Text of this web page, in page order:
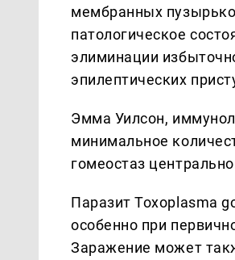
мембранных
патологическое
элиминации
эпилептических
Эмма Уилсон,
минимальное
гомеостаз
Паразит Toxoplasma
особенно при
Заражение может